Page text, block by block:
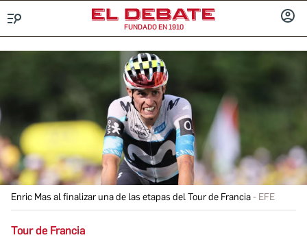
FUNDADO EN 1910
Enric Mas al finalizar una de las etapas del Tour de Francia EFE
Tour de Francia